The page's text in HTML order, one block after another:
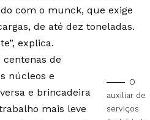
com o munck, que exige
de até dez toneladas.
explica.
O
auxiliar de
serviços
de
núcleos e
e brincadeira
mais leve